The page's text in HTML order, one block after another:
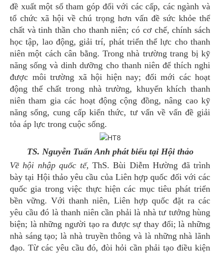
đề xuất một số tham góp đối với các cấp, các ngành và
tổ chức xã hội về chú trọng hơn vấn đề sức khỏe thể
chất và tinh thần cho thanh niên; có cơ chế, chính sách
học tập, lao động, giải trí, phát triển thể lực cho thanh
niên một cách cân bằng. Trong nhà trường trang bị kỹ
năng sống và dinh dưỡng cho thanh niên để thích nghi
được môi trường xã hội hiện nay; đổi mới các hoạt
động thể chất trong nhà trường, khuyến khích thanh
niên tham gia các hoạt động cộng đồng, nâng cao kỹ
năng sống, cung cấp kiến thức, tư vấn về vấn đề giải
tỏa áp lực trong cuộc sống.
TS. Nguyễn Tuấn Anh phát biểu tại Hội thảo
Về hội nhập quốc tế, ThS. Bùi Diễm Hường đã trình
bày tại Hội thảo yêu cầu của Liên hợp quốc đối với các
quốc gia trong việc thực hiện các mục tiêu phát triển
bền vững. Với thanh niên, Liên hợp quốc đặt ra các
yêu cầu đó là thanh niên cần phải là nhà tư tưởng hùng
biện; là những người tạo ra được sự thay đổi; là những
nhà sáng tạo; là nhà truyền thông và là những nhà lãnh
đạo. Từ các yêu cầu đó, đòi hỏi cần phải tạo điều kiện